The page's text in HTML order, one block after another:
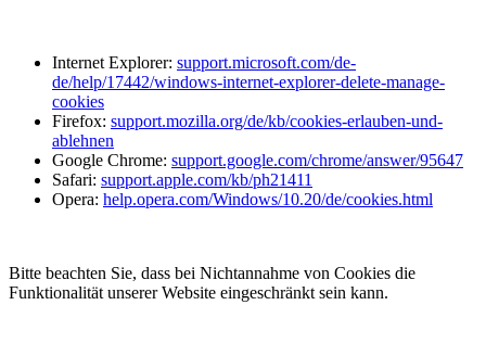
Internet Explorer: support.microsoft.com/de-
de/help/17442/windows-internet-explorer-delete-manage-
cookies
Firefox: support.mozilla.org/de/kb/cookies-erlauben-und-
ablehnen
Google Chrome: support.google.com/chrome/answer/95647
Safari: support.apple.com/kb/ph21411
Opera: help.opera.com/Windows/10.20/de/cookies.html
Bitte beachten Sie, dass bei Nichtannahme von Cookies die
Funktionalität unserer Website eingeschränkt sein kann.